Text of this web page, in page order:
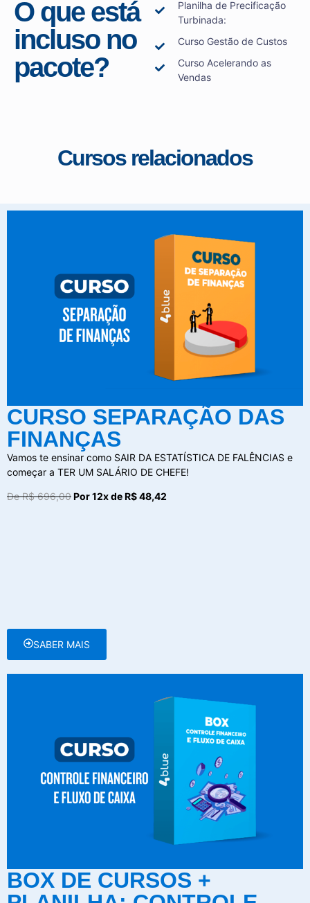
O que está
incluso no
pacote?
Planilha de Precificação
Turbinada:
Curso Gestão de Custos
Curso Acelerando as
Vendas
Cursos relacionados
CURSO SEPARAÇÃO DAS
FINANÇAS
Vamos te ensinar como SAIR DA ESTATÍSTICA DE FALÊNCIAS e
começar a TER UM SALÁRIO DE CHEFE!
De R$ 696,00Por 12x de R$ 48,42
SABER MAIS
BOX DE CURSOS +